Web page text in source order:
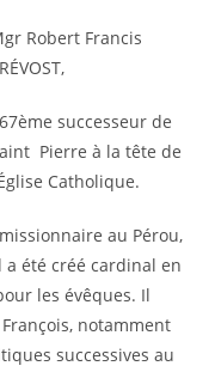
Robert Francis
successeur de
Pierre à la tête de
Catholique.
au Pérou,
a été créé cardinal en
les évêques. Il
notamment
successives au